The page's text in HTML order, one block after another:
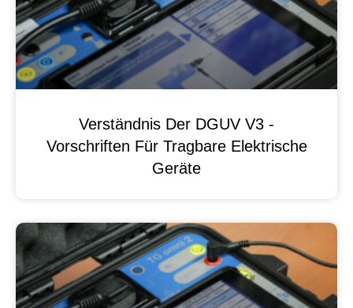
Verständnis Der DGUV V3 -
Vorschriften Für Tragbare Elektrische
Geräte